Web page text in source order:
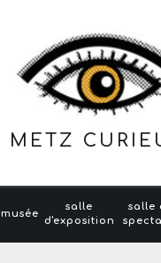
METZ
musée
salle
d'exposition
salle